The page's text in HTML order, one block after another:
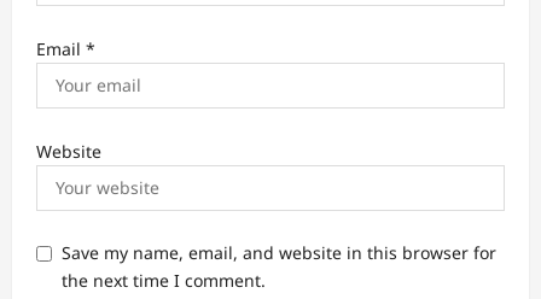
Email *
Website
Save my name, email, and website in this browser for
the next time I comment.